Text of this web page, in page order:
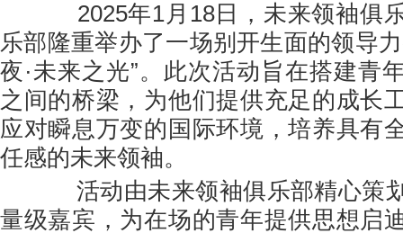
2025年1月18日，未来领袖俱
乐部隆重举办了一场别开生面的领导
夜·未来之光”。此次活动旨在搭建青
之间的桥梁，为他们提供充足的成长
应对瞬息万变的国际环境，培养具有
任感的未来领袖。
活动由未来领袖俱乐部精心策
量级嘉宾，为在场的青年提供思想启